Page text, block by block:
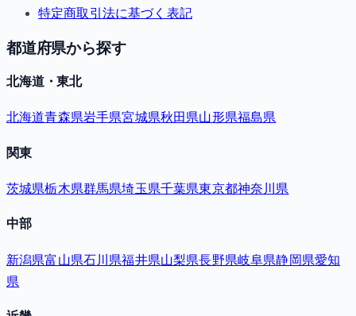
特定商取引法に基づく表記
都道府県から探す
北海道・東北
北海道青森県岩手県宮城県秋田県山形県福島県
関東
茨城県栃木県群馬県埼玉県千葉県東京都神奈川県
中部
新潟県富山県石川県福井県山梨県長野県岐阜県静岡県愛知
県